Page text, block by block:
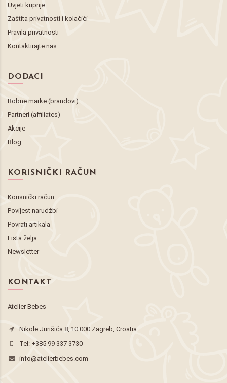
Uvjeti kupnje
Zaštita privatnosti i kolačići
Pravila privatnosti
Kontaktirajte nas
DODACI
Robne marke (brandovi)
Partneri (affiliates)
Akcije
Blog
KORISNIČKI RAČUN
Korisnički račun
Povijest narudžbi
Povrati artikala
Lista želja
Newsletter
KONTAKT
Atelier Bebes
Nikole Jurišića 8, 10 000 Zagreb, Croatia
Tel: +385 99 337 3730
info@atelierbebes.com